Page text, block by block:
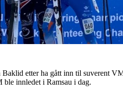
Baklid etter ha gått inn til suverent
innledet i Ramsau i dag.